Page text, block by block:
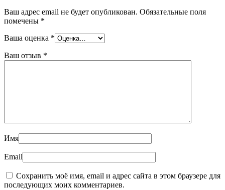
Ваш адрес email не будет опубликован. Обязательные поля
помечены *
Ваша оценка *
Ваш отзыв *
Имя
Email
Сохранить моё имя, email и адрес сайта в этом браузере для
последующих моих комментариев.